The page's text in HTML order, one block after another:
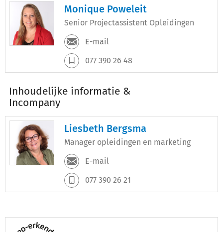
Monique Poweleit
Senior Projectassistent Opleidingen
E-mail
077 390 26 48
Inhoudelijke informatie &
Incompany
Liesbeth Bergsma
Manager opleidingen en marketing
E-mail
077 390 26 21